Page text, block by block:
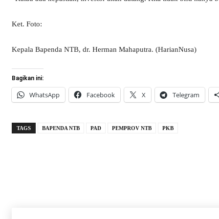
Ket. Foto:
Kepala Bapenda NTB, dr. Herman Mahaputra. (HarianNusa)
Bagikan ini:
WhatsApp Facebook X Telegram
TAGS BAPENDA NTB PAD PEMPROV NTB PKB